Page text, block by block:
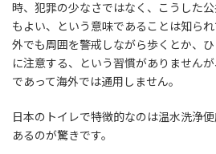
時、犯罪の少なさではなく、こうした
もよい、という意味であることは知ら
外でも周囲を警戒しながら歩くとか、
に注意する、という習慣がありませんが
であって海外では通用しません。
日本のトイレで特徴的なのは温水洗浄
あるのが驚きです。